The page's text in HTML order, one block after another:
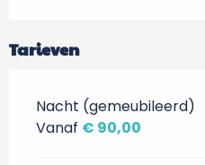
Tarieven
Nacht (gemeubileerd)
Vanaf € 90,00